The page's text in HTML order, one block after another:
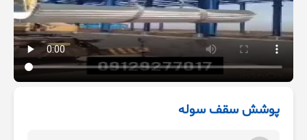
پوشش سقف سوله